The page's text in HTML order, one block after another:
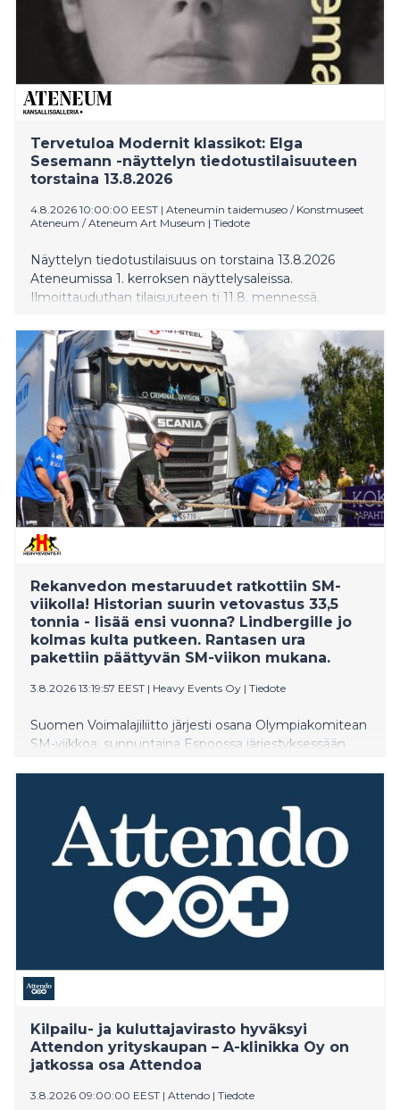
Tervetuloa Modernit klassikot: Elga
Sesemann -näyttelyn tiedotustilaisuuteen
torstaina 13.8.2026
4.8.2026 10:00:00 EEST | Ateneumin taidemuseo / Konstmuseet
Ateneum / Ateneum Art Museum | Tiedote
Näyttelyn tiedotustilaisuus on torstaina 13.8.2026
Ateneumissa 1. kerroksen näyttelysaleissa.
Ilmoittauduthan tilaisuuteen ti 11.8. mennessä.
uuden Modernit klassikot -näyttelysarjan.
Sesemannin koko uraa tarkasteleva näyttely on
ensimmäinen
katselmus taiteilijan tuotantoon. Itsenäinen ja
omaehtoinen Sesemann oli modernin ajan taiteen
uudistaja, joka kiinnitti kriitikoiden ja
taideyleisön huomion jo ensimmäisillä
näyttelyillään. Taiteilijan tuotannon
ytimessä ovat hänen lapsuutensa ja evakkomatkansa
Rekanvedon mestaruudet ratkottiin SM-
viikolla! Historian suurin vetovastus 33,5
tonnia - lisää ensi vuonna? Lindbergille jo
kolmas kulta putkeen. Rantasen ura
pakettiin päättyvän SM-viikon mukana.
3.8.2026 13:19:57 EEST | Heavy Events Oy | Tiedote
Suomen Voimalajiliitto järjesti osana Olympiakomitean
SM-viikkoa, sunnuntaina Espoossa järjestyksessään
kilpailussa oli ennätykselliset 33,5 tonnia painava, joka
on suurempi kuin mitä lajin dopingvalvonnan alaisissa
kilpailuissa on vedetty Suomessa!
Kilpailu- ja kuluttajavirasto hyväksyi
Attendon yrityskaupan – A-klinikka Oy on
jatkossa osa Attendoa
3.8.2026 09:00:00 EEST | Attendo | Tiedote